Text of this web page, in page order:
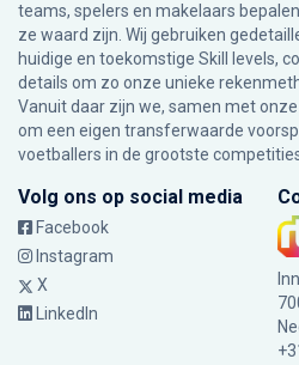
teams, spelers en makelaars
ze waard zijn. Wij gebruiken
huidige en toekomstige Skill levels,
details om zo onze unieke
Vanuit daar zijn we, samen met
om een eigen transferwaarde
voetballers in de grootste
Volg ons op social media
Facebook
Instagram
X
LinkedIn